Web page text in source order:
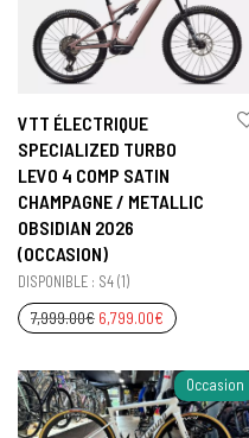
VTT ÉLECTRIQUE
SPECIALIZED TURBO
LEVO 4 COMP SATIN
CHAMPAGNE / METALLIC
OBSIDIAN 2026
(OCCASION)
DISPONIBLE : S4 (1)
7,999.00€ 6,799.00€
Occasion